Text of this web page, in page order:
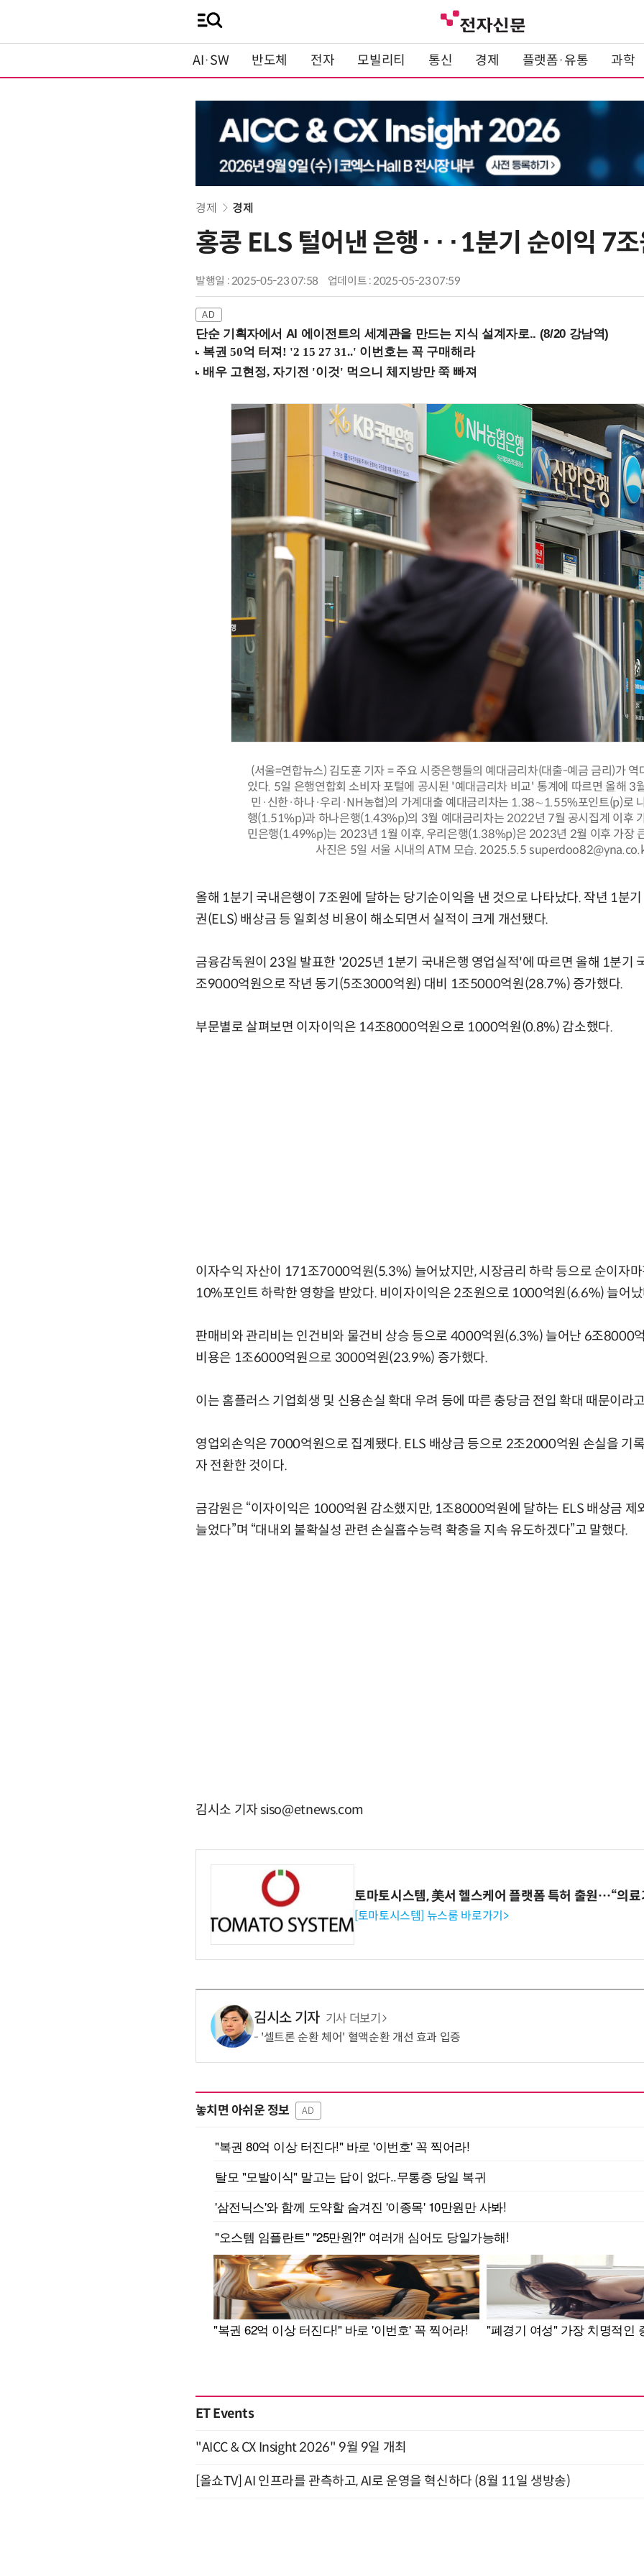
AI·SW 반도체 전자 모빌리티 통신 경제 플랫폼·유통 과학
경제 경제
홍콩 ELS 털어낸 은행···1분기 순이익 7
발행일 : 2025-05-23 07:58 업데이트 : 2025-05-23 07:59
단순 기획자에서 AI 에이전트의 세계관을 만드는 지식 설계자로.. (8/20 강남역)
(서울=연합뉴스) 김도훈 기자 = 주요 시중은행들의 예대금리차(대출-예금 금리)가 역
있다. 5일 은행연합회 소비자 포털에 공시된 '예대금리차 비교' 통계에 따르면 올해 3
민·신한·하나·우리·NH농협)의 가계대출 예대금리차는 1.38∼1.55%포인트(p)로
행(1.51%p)과 하나은행(1.43%p)의 3월 예대금리차는 2022년 7월 공시집계 이후
민은행(1.49%p)는 2023년 1월 이후, 우리은행(1.38%p)은 2023년 2월 이후 가장
사진은 5일 서울 시내의 ATM 모습. 2025.5.5
올해 1분기 국내은행이 7조원에 달하는 당기순이익을 낸 것으로 나타났다. 작년 1분
권(ELS) 배상금 등 일회성 비용이 해소되면서 실적이 크게 개선됐다.
금융감독원이 23일 발표한 '2025년 1분기 국내은행 영업실적'에 따르면 올해 1분기
조9000억원으로 작년 동기(5조3000억원) 대비 1조5000억원(28.7%) 증가했다.
부문별로 살펴보면 이자이익은 14조8000억원으로 1000억원(0.8%) 감소했다.
이자수익 자산이 171조7000억원(5.3%) 늘어났지만, 시장금리 하락 등으로 순이자
10%포인트 하락한 영향을 받았다. 비이자이익은 2조원으로 1000억원(6.6%) 늘어
판매비와 관리비는 인건비와 물건비 상승 등으로 4000억원(6.3%) 늘어난 6조8000
비용은 1조6000억원으로 3000억원(23.9%) 증가했다.
이는 홈플러스 기업회생 및 신용손실 확대 우려 등에 따른 충당금 전입 확대 때문이라
영업외손익은 7000억원으로 집계됐다. ELS 배상금 등으로 2조2000억원 손실을 기
자 전환한 것이다.
금감원은 “이자이익은 1000억원 감소했지만, 1조8000억원에 달하는 ELS 배상금 제
늘었다”며 “대내외 불확실성 관련 손실흡수능력 확충을 지속 유도하겠다”고 말했다.
김시소 기자 siso@etnews.com
토마토시스템, 美서 헬스케어 플랫폼 특허 출원…“의
[토마토시스템] 뉴스룸 바로가기>
김시소 기자 기사 더보기
'셀트론 순환 체어' 혈액순환 개선 효과 입증
놓치면 아쉬운 정보 AD
ET Events
"AICC & CX Insight 2026" 9월 9일 개최
[올쇼TV] AI 인프라를 관측하고, AI로 운영을 혁신하다 (8월 11일 생방송)